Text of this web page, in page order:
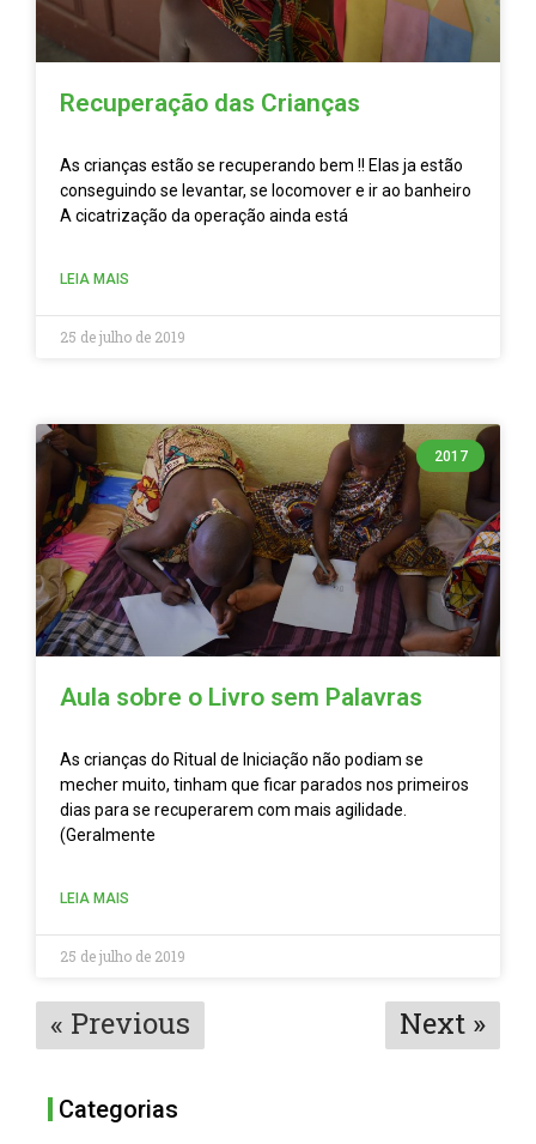
Recuperação das Crianças
As crianças estão se recuperando bem !! Elas ja estão
conseguindo se levantar, se locomover e ir ao banheiro
A cicatrização da operação ainda está
LEIA MAIS
25 de julho de 2019
2017
Aula sobre o Livro sem Palavras
As crianças do Ritual de Iniciação não podiam se
mecher muito, tinham que ficar parados nos primeiros
dias para se recuperarem com mais agilidade.
(Geralmente
LEIA MAIS
25 de julho de 2019
« Previous Next »
Categorias